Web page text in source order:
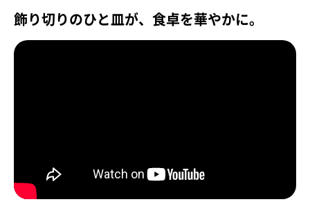
飾り切りのひと皿が、食卓を華やかに。